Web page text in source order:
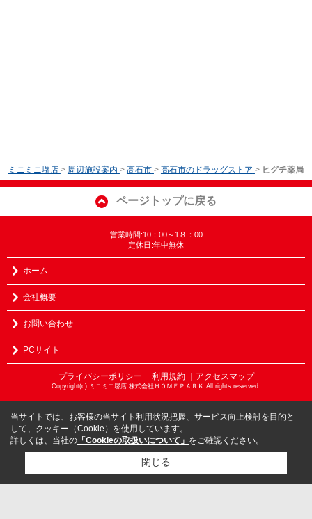
ミニミニ堺店 > 周辺施設案内 > 高石市 > 高石市のドラッグストア > ヒグチ薬局
ページトップに戻る
営業時間:10：00～1８：00
定休日:年中無休
ホーム
会社概要
お問い合わせ
PCサイト
プライバシーポリシー ｜ 利用規約 ｜アクセスマップ
Copyright(c) ミニミニ堺店 株式会社ＨＯＭＥＰＡＲＫ All rights reserved.
当サイトでは、お客様の当サイト利用状況把握、サービス向上検討を目的と
して、クッキー（Cookie）を使用しています。
詳しくは、当社の 「Cookieの取扱いについて」 をご確認ください。
閉じる